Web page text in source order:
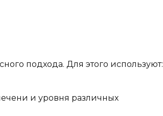
подхода. Для этого используют:
и уровня различных